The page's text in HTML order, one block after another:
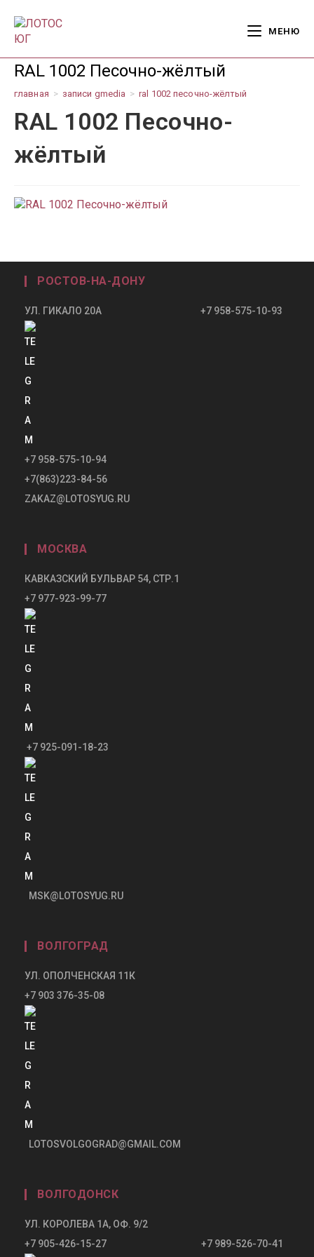
содержимому
МЕНЮ
RAL 1002 Песочно-жёлтый
главная > записи gmedia > ral 1002 песочно-жёлтый
RAL 1002 Песочно-
жёлтый
РОСТОВ-НА-ДОНУ
УЛ. ГИКАЛО 20А +7 958-575-10-93
+7 958-575-10-94
+7(863)223-84-56
ZAKAZ@LOTOSYUG.RU
МОСКВА
КАВКАЗСКИЙ БУЛЬВАР 54, СТР.1
+7 977-923-99-77
+7 925-091-18-23
MSK@LOTOSYUG.RU
ВОЛГОГРАД
УЛ. ОПОЛЧЕНСКАЯ 11К
+7 903 376-35-08
LOTOSVOLGOGRAD@GMAIL.COM
ВОЛГОДОНСК
УЛ. КОРОЛЕВА 1А, ОФ. 9/2
+7 905-426-15-27 +7 989-526-70-41